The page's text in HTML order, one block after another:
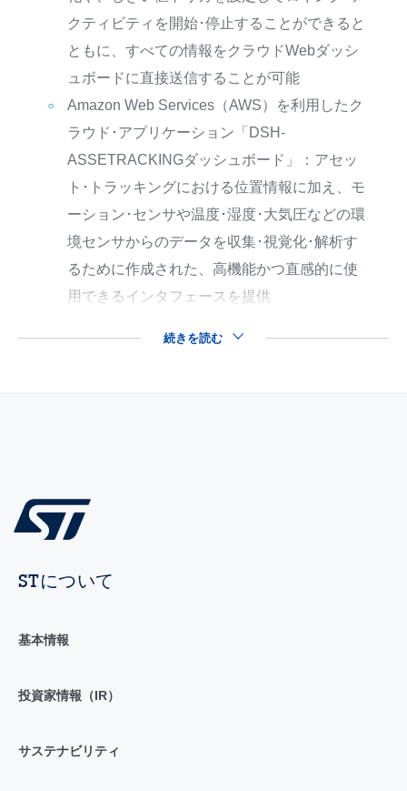
クティビティを開始･停止することができると
ともに、すべての情報をクラウドWebダッシ
ュボードに直接送信することが可能
Amazon Web Services（AWS）を利用したク
ラウド･アプリケーション「DSH-
ASSETRACKINGダッシュボード」：アセッ
ト･トラッキングにおける位置情報に加え、モ
ーション･センサや温度･湿度･大気圧などの環
境センサからのデータを収集･視覚化･解析す
るために作成された、高機能かつ直感的に使
用できるインタフェースを提供
続きを読む
STについて
基本情報
投資家情報（IR）
サステナビリティ